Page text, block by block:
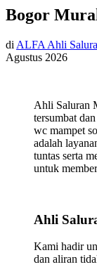
Bogor
di ALFA Ahli
Agustus 2026
Ahli Saluran
tersumbat
wc mampet
adalah
tuntas serta
untuk
Ahli
Kami hadir
dan aliran